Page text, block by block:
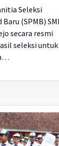
Seleksi
(SPMB)
secara resmi
seleksi untuk